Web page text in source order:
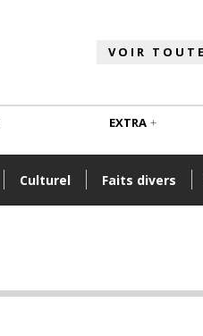
Culturel Faits divers
EXTRA